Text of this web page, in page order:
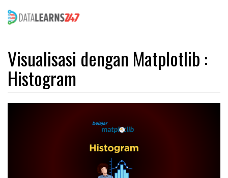
main
content
Visualisasi dengan Matplotlib :
Histogram